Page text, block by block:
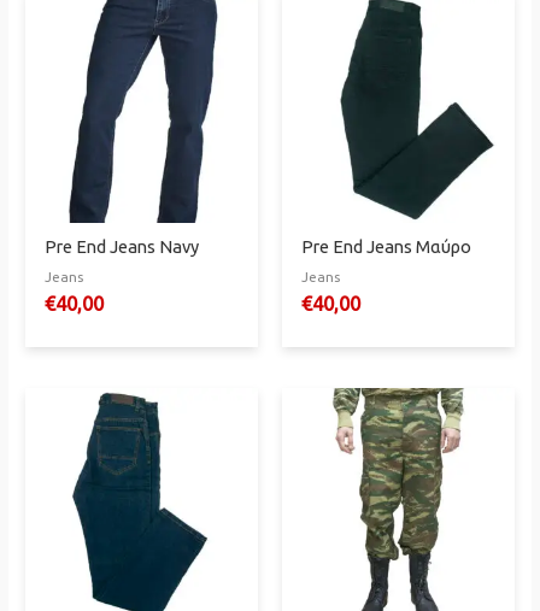
Pre End Jeans Navy
Jeans
€40,00
Pre End Jeans Μαύρο
Jeans
€40,00